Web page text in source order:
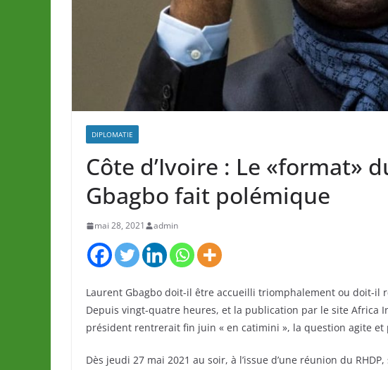
DIPLOMATIE
Côte d’Ivoire : Le «format»
Gbagbo fait polémique
mai 28, 2021 admin
Laurent Gbagbo doit-il être accueilli triomphalement ou doit-il
Depuis vingt-quatre heures, et la publication par le site Africa
président rentrerait fin juin « en catimini », la question agite
Dès jeudi 27 mai 2021 au soir, à l’issue d’une réunion du